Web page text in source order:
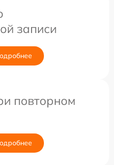
записи
повторном